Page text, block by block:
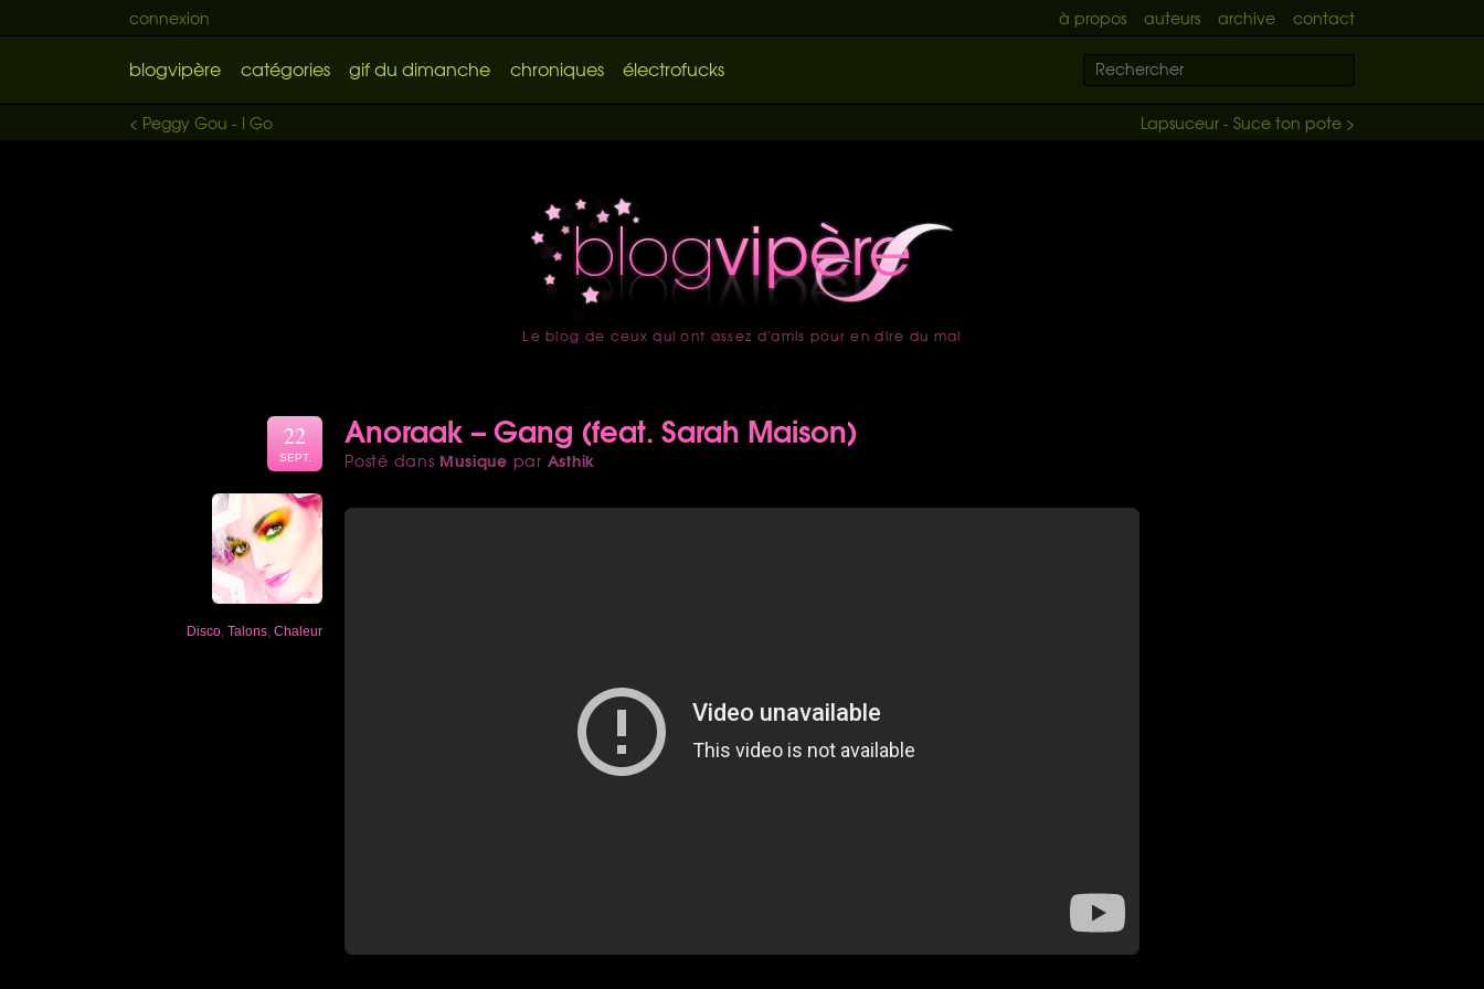
connexion à propos auteurs archive contact
blogvipère catégories gif du dimanche chroniques électrofucks
Lapsuceur - Suce ton pote >
< Peggy Gou - I Go
accueil
Le blog de ceux qui ont assez d'amis pour en dire du mal
Anoraak – Gang (feat. Sarah Maison)
Posté dans Musique par Asthik
22
SEPT.
Disco Talons Chaleur